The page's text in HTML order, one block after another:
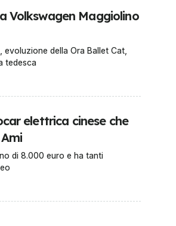
Volkswagen Maggiolino
della Ora Ballet Cat,
tedesca
elettrica cinese che
di 8.000 euro e ha tanti